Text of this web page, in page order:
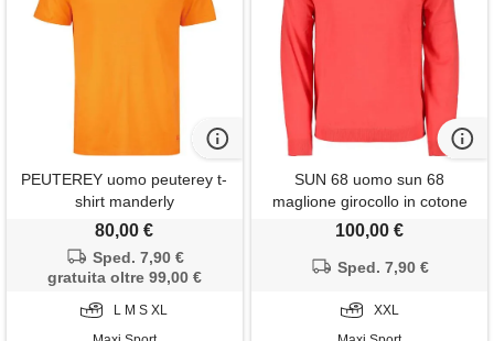
PEUTEREY uomo peuterey t-
shirt manderly
80,00 €
Sped. 7,90 €
gratuita oltre 99,00 €
L M S XL
SUN 68 uomo sun 68
maglione girocollo in cotone
100,00 €
Sped. 7,90 €
XXL